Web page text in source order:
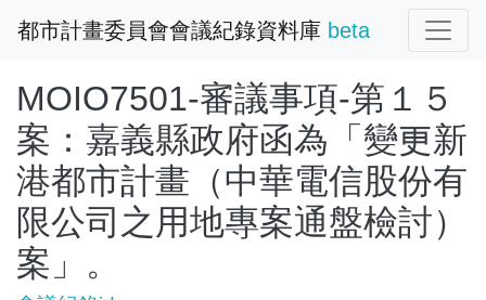
都市計畫委員會會議紀錄資料庫 beta
MOIO7501-審議事項-第１５
案：嘉義縣政府函為「變更新
港都市計畫（中華電信股份有
限公司之用地專案通盤檢討）
案」。